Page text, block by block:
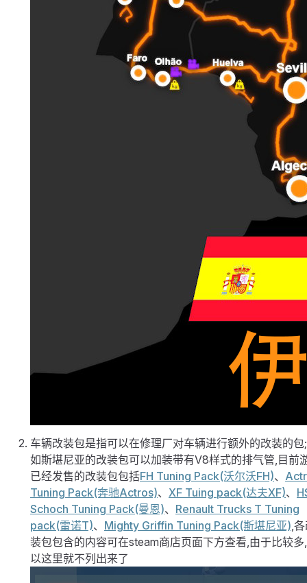
车辆改装包是指可以在修理厂对车辆进行额外的改装的包
如斯堪尼亚的改装包可以加装带有V8样式的排气管,目前
已经发售的改装包包括FH Tuning Pack(沃尔沃FH)、
Tuning Pack(奔驰Actros)、 XF Tuing pack(达夫XF)、
Schoch Tuning Pack(曼恩)、 Renault Trucks T Tuning
pack(雷诺T)、 Mighty Griffin Tuning Pack(斯堪尼亚),
装包包含的内容可在steam商店页面下方查看,由于比较多
以这里就不列出来了